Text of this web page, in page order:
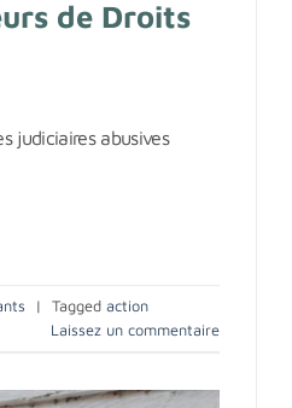
de Droits
judiciaires abusives
| Tagged action
Laissez un commentaire